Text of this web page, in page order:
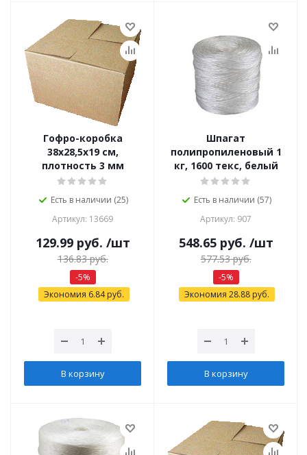
Гофро-коробка
38х28,5х19 см,
плотность 3 мм
Есть в наличии (25)
Артикул: 13669
129.99руб. /шт
136.83руб.
-5%
Экономия 6.84руб.
В корзину
Шпагат
полипропиленовый 1
кг, 1600 текс, белый
Есть в наличии (57)
Артикул: 907
548.65руб. /шт
577.53руб.
-5%
Экономия 28.88 руб.
В корзину